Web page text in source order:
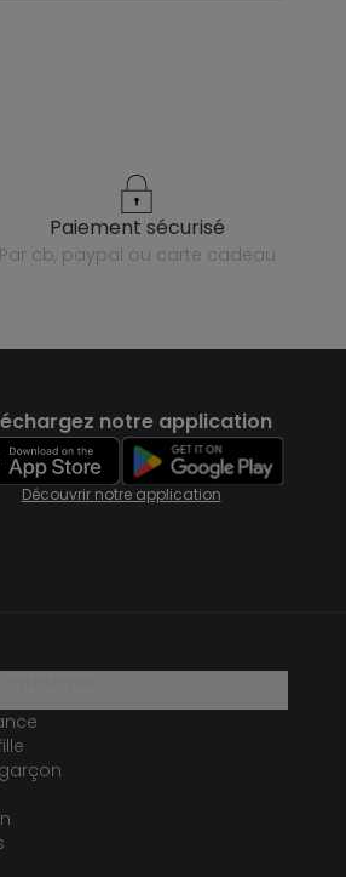
paiement sécurisé
par cb, paypal ou carte cadeau
notre application
Découvrir notre application